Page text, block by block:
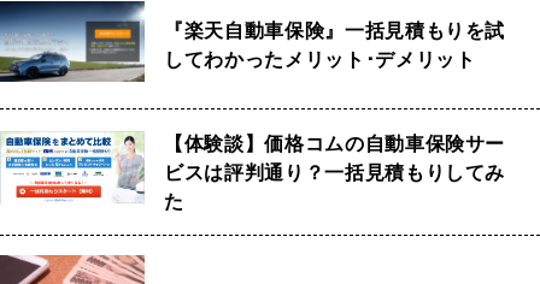
『楽天自動車保険』一括見積もりを試
してわかったメリット･デメリット
【体験談】価格コムの自動車保険サー
ビスは評判通り？一括見積もりしてみ
た